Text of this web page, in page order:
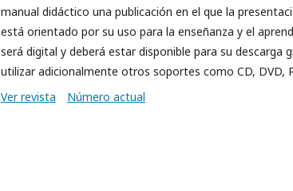
manual didáctico una publicación en el que la
está orientado por su uso para la enseñanza y el
será digital y deberá estar disponible para su descarga
utilizar adicionalmente otros soportes como CD, DVD,
Ver revista
Número actual